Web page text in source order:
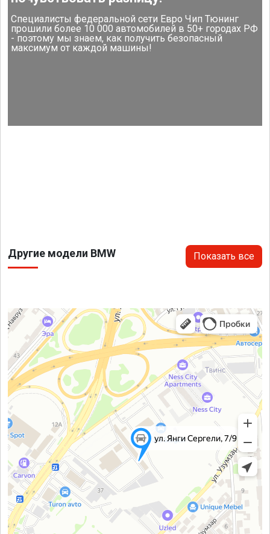
Специалисты федеральной сети Евро Чип Тюнинг
прошили более 10 000 автомобилей в 50+ городах РФ
- поэтому мы знаем, как получить безопасный
максимум от каждой машины!
Другие модели BMW Показать все